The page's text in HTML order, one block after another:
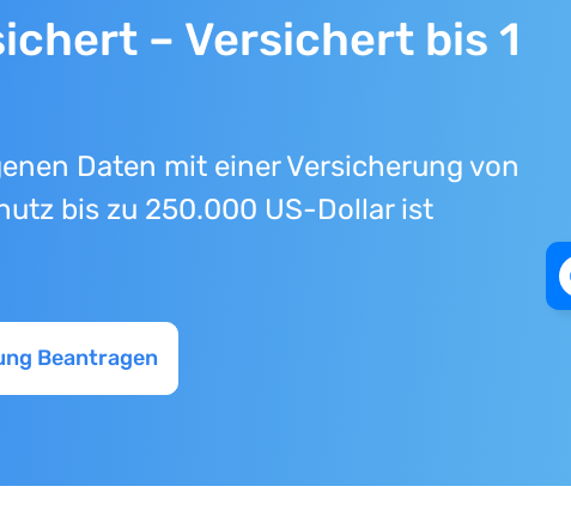
– Versichert bis 1
Daten mit einer Versicherung von
bis zu 250.000 US-Dollar ist
Beantragen